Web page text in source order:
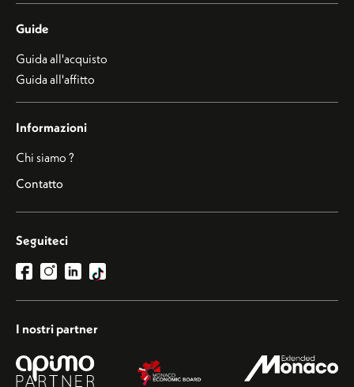
Guide
Guida all'acquisto
Guida all'affitto
Informazioni
Chi siamo ?
Contatto
Seguiteci
I nostri partner